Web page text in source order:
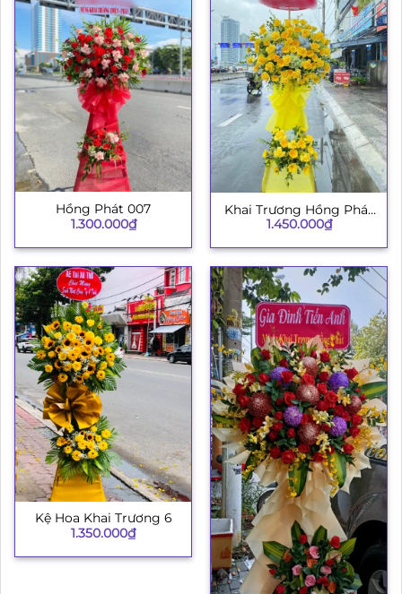
Hồng Phát 007
1.300.000₫
Khai Trương Hồng Phát
003
1.450.000₫
Kệ Hoa Khai Trương 6
1.350.000₫